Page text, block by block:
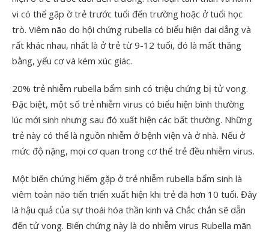
vi có thể gặp ờ trẻ trước tuổi đến trường hoặc ở tuổi học
trò. Viêm não do hội chứng rubella có biểu hiện dai dẳng và
rất khác nhau, nhất là ở trẻ từ 9-12 tuổi, đó là mất thăng
bằng, yếu cơ và kém xúc giác.
20% trẻ nhiễm rubella bẩm sinh có triệu chứng bị tử vong.
Đặc biệt, một số trẻ nhiễm virus có biểu hiện bình thường
lúc mới sinh nhưng sau đó xuất hiện các bất thường. Những
trẻ này có thể là nguồn nhiễm ở bệnh viện và ở nhà. Nếu ở
mức độ nặng, mọi cơ quan trong cơ thể trẻ đều nhiễm virus.
Một biến chứng hiếm gặp ở trẻ nhiễm rubella bẩm sinh là
viêm toàn não tiến triển xuất hiện khi trẻ đã hơn 10 tuổi. Đây
là hậu quả của sự thoái hóa thần kinh và Chắc chắn sẽ dẫn
đến tử vong. Biến chứng này là do nhiễm virus Rubella mãn